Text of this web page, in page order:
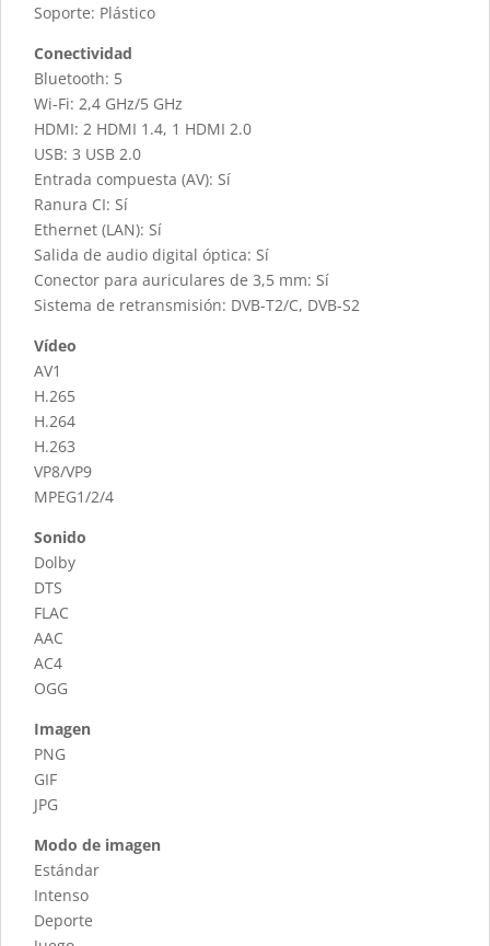
Soporte: Plástico
Conectividad
Bluetooth: 5
Wi-Fi: 2,4 GHz/5 GHz
HDMI: 2 HDMI 1.4, 1 HDMI 2.0
USB: 3 USB 2.0
Entrada compuesta (AV): Sí
Ranura CI: Sí
Ethernet (LAN): Sí
Salida de audio digital óptica: Sí
Conector para auriculares de 3,5 mm: Sí
Sistema de retransmisión: DVB-T2/C, DVB-S2
Vídeo
AV1
H.265
H.264
H.263
VP8/VP9
MPEG1/2/4
Sonido
Dolby
DTS
FLAC
AAC
AC4
OGG
Imagen
PNG
GIF
JPG
Modo de imagen
Estándar
Intenso
Deporte